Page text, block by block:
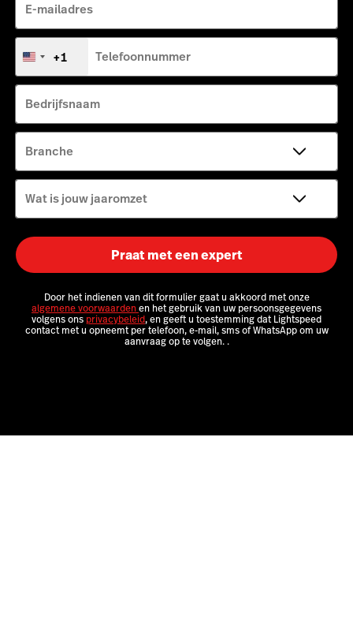
Order Anywhere
Tableside
Pulse app
Reservations
Tasks
Tempo
Benchmarks & Trends
E-mailadres
Verenigde
+1
+1 Telefoonnummer
Bedrijfsnaam
Branche
Wat is jouw jaaromzet
Praat met een expert
Door het indienen van dit formulier gaat u akkoord met onze
algemene voorwaardenen het gebruik van uw persoonsgegevens
volgens ons privacybeleid, en geeft u toestemming dat Lightspeed
contact met u opneemt per telefoon, e-mail, sms of WhatsApp om uw
aanvraag op te volgen. .